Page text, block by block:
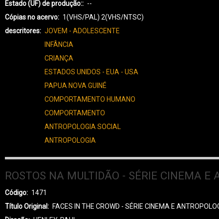
Estado (UF) de produção:
--
Cópias no acervo
1(VHS/PAL) 2(VHS/NTSC)
descritores
JOVEM - ADOLESCENTE
INFÂNCIA
CRIANÇA
ESTADOS UNIDOS - EUA - USA
PAPUA NOVA GUINÉ
COMPORTAMENTO HUMANO
COMPORTAMENTO
ANTROPOLOGIA SOCIAL
ANTROPOLOGIA
ROSTOS NA MULTIDÃO - SÉRIE CINEMA E
Código
1471
Título Original
FACES IN THE CROWD - SÉRIE CINEMA E